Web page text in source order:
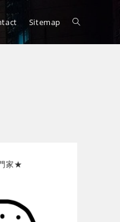
Sitemap
家★